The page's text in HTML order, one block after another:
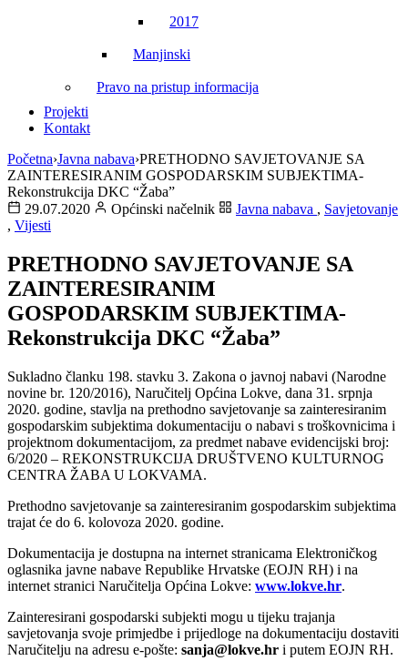
2017
Manjinski
Pravo na pristup informacija
Projekti
Kontakt
Početna›Javna nabava›PRETHODNO SAVJETOVANJE SA
ZAINTERESIRANIM GOSPODARSKIM SUBJEKTIMA-
Rekonstrukcija DKC “Žaba”
29.07.2020
Općinski načelnik Javna nabava , Savjetovanje
, Vijesti
PRETHODNO SAVJETOVANJE SA
ZAINTERESIRANIM
GOSPODARSKIM SUBJEKTIMA-
Rekonstrukcija DKC “Žaba”
Sukladno članku 198. stavku 3. Zakona o javnoj nabavi (Narodne
novine br. 120/2016), Naručitelj Općina Lokve, dana 31. srpnja
2020. godine, stavlja na prethodno savjetovanje sa zainteresiranim
gospodarskim subjektima dokumentaciju o nabavi s troškovnicima i
projektnom dokumentacijom, za predmet nabave evidencijski broj:
6/2020 – REKONSTRUKCIJA DRUŠTVENO KULTURNOG
CENTRA ŽABA U LOKVAMA.
Prethodno savjetovanje sa zainteresiranim gospodarskim subjektima
trajat će do 6. kolovoza 2020. godine.
Dokumentacija je dostupna na internet stranicama Elektroničkog
oglasnika javne nabave Republike Hrvatske (EOJN RH) i na
internet stranici Naručitelja Općina Lokve: www.lokve.hr.
Zainteresirani gospodarski subjekti mogu u tijeku trajanja
savjetovanja svoje primjedbe i prijedloge na dokumentaciju dostaviti
Naručitelju na adresu e-pošte: sanja@lokve.hr i putem EOJN RH.